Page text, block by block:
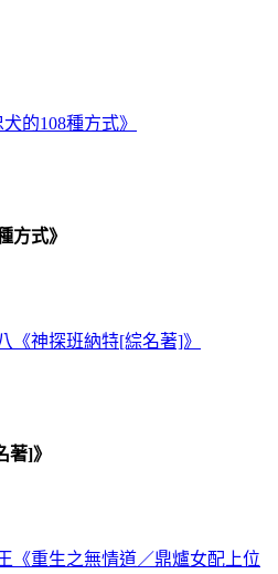
的108種方式》
方式》
《神探班納特[綜名著]》
]》
《重生之無情道／鼎爐女配上位